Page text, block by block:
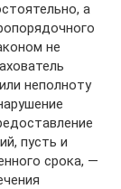
а
не
неполноту
пусть и
срока, —